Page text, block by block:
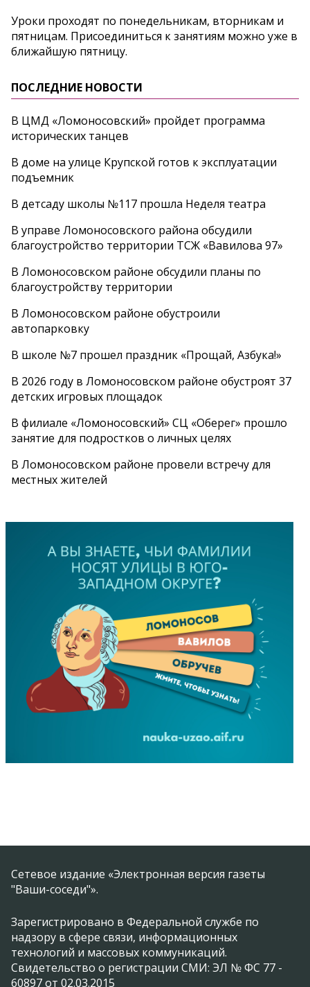
Уроки проходят по понедельникам, вторникам и
пятницам. Присоединиться к занятиям можно уже в
ближайшую пятницу. ⠀
ПОСЛЕДНИЕ НОВОСТИ
В ЦМД «Ломоносовский» пройдет программа
исторических танцев
В доме на улице Крупской готов к эксплуатации
подъемник
В детсаду школы №117 прошла Неделя театра
В управе Ломоносовского района обсудили
благоустройство территории ТСЖ «Вавилова 97»
В Ломоносовском районе обсудили планы по
благоустройству территории
В Ломоносовском районе обустроили
автопарковку
В школе №7 прошел праздник «Прощай, Азбука!»
В 2026 году в Ломоносовском районе обустроят 37
детских игровых площадок
В филиале «Ломоносовский» СЦ «Оберег» прошло
занятие для подростков о личных целях
В Ломоносовском районе провели встречу для
местных жителей
Сетевое издание «Электронная версия газеты
"Ваши-соседи"».
Зарегистрировано в Федеральной службе по
надзору в сфере связи, информационных
технологий и массовых коммуникаций.
Свидетельство о регистрации СМИ: ЭЛ № ФС 77 -
60897 от 02.03.2015